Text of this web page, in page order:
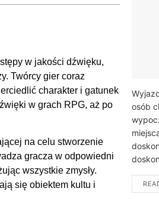
w jakości dźwięku,
Twórcy gier coraz
charakter i gatunek
w grach RPG, aż po
na celu stworzenie
gracza w odpowiedni
wszystkie zmysły.
się obiektem kultu i
osób